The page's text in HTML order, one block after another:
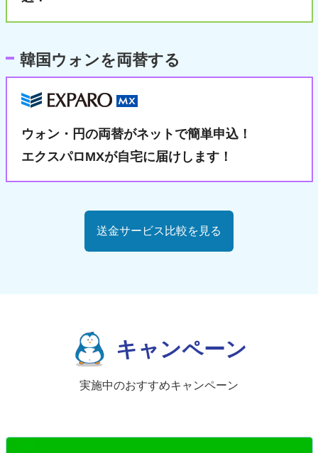
韓国ウォンを両替する
ウォン・円の両替がネットで簡単申込！
エクスパロMXが自宅に届けします！
送金サービス比較を見る
キャンペーン
実施中のおすすめキャンペーン